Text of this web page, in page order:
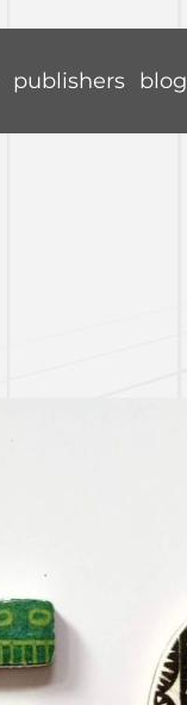
publishers blog